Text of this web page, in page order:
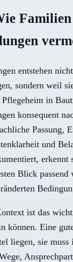
entstehen
sondern weil
in
konsequent
Passung,
und
erkennt
Blick
ist das
können. Eine
liegen, sie muss